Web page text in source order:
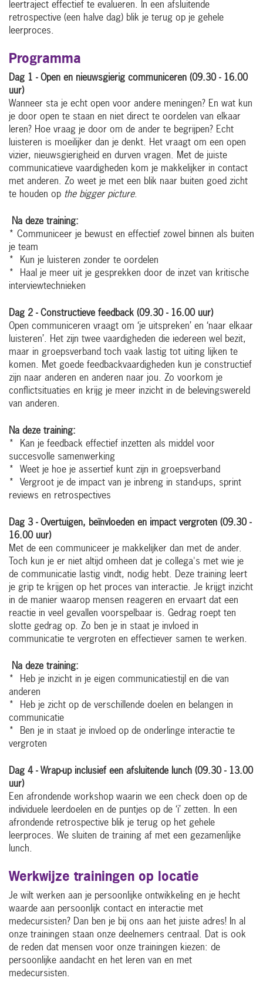
leertraject effectief te evalueren. In een afsluitende
retrospective (een halve dag) blik je terug op je gehele
leerproces.
Programma
Dag 1 - Open en nieuwsgierig communiceren (09.30 - 16.00
uur)
Wanneer sta je echt open voor andere meningen? En wat kun
je door open te staan en niet direct te oordelen van elkaar
leren? Hoe vraag je door om de ander te begrijpen? Echt
luisteren is moeilijker dan je denkt. Het vraagt om een open
vizier, nieuwsgierigheid en durven vragen. Met de juiste
communicatieve vaardigheden kom je makkelijker in contact
met anderen. Zo weet je met een blik naar buiten goed zicht
te houden op the bigger picture.
Na deze training:
* Communiceer je bewust en effectief zowel binnen als buiten
je team
* Kun je luisteren zonder te oordelen
* Haal je meer uit je gesprekken door de inzet van kritische
interviewtechnieken
Dag 2 - Constructieve feedback (09.30 - 16.00 uur)
Open communiceren vraagt om ‘je uitspreken’ en ‘naar elkaar
luisteren’. Het zijn twee vaardigheden die iedereen wel bezit,
maar in groepsverband toch vaak lastig tot uiting lijken te
komen. Met goede feedbackvaardigheden kun je constructief
zijn naar anderen en anderen naar jou. Zo voorkom je
conflictsituaties en krijg je meer inzicht in de belevingswereld
van anderen.
Na deze training:
* Kan je feedback effectief inzetten als middel voor
succesvolle samenwerking
* Weet je hoe je assertief kunt zijn in groepsverband
* Vergroot je de impact van je inbreng in stand-ups, sprint
reviews en retrospectives
Dag 3 - Overtuigen, beïnvloeden en impact vergroten (09.30 -
16.00 uur)
Met de een communiceer je makkelijker dan met de ander.
Toch kun je er niet altijd omheen dat je collega's met wie je
de communicatie lastig vindt, nodig hebt. Deze training leert
je grip te krijgen op het proces van interactie. Je krijgt inzicht
in de manier waarop mensen reageren en ervaart dat een
reactie in veel gevallen voorspelbaar is. Gedrag roept ten
slotte gedrag op. Zo ben je in staat je invloed in
communicatie te vergroten en effectiever samen te werken.
Na deze training:
* Heb je inzicht in je eigen communicatiestijl en die van
anderen
* Heb je zicht op de verschillende doelen en belangen in
communicatie
* Ben je in staat je invloed op de onderlinge interactie te
vergroten
Dag 4 - Wrap-up inclusief een afsluitende lunch (09.30 - 13.00
uur)
Een afrondende workshop waarin we een check doen op de
individuele leerdoelen en de puntjes op de ‘i’ zetten. In een
afrondende retrospective blik je terug op het gehele
leerproces. We sluiten de training af met een gezamenlijke
lunch.
Werkwijze trainingen op locatie
Je wilt werken aan je persoonlijke ontwikkeling en je hecht
waarde aan persoonlijk contact en interactie met
medecursisten? Dan ben je bij ons aan het juiste adres! In al
onze trainingen staan onze deelnemers centraal. Dat is ook
de reden dat mensen voor onze trainingen kiezen: de
persoonlijke aandacht en het leren van en met
medecursisten.